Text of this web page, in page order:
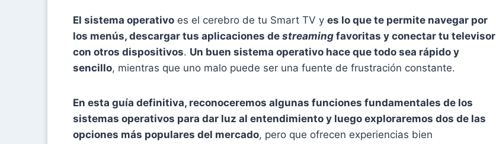
El sistema operativo es el cerebro de tu Smart TV y es lo que te permite navegar por
los menús, descargar tus aplicaciones de streaming favoritas y conectar tu televisor
con otros dispositivos. Un buen sistema operativo hace que todo sea rápido y
sencillo, mientras que uno malo puede ser una fuente de frustración constante.
En esta guía definitiva, reconoceremos algunas funciones fundamentales de los
sistemas operativos para dar luz al entendimiento y luego exploraremos dos de las
opciones más populares del mercado, pero que ofrecen experiencias bien